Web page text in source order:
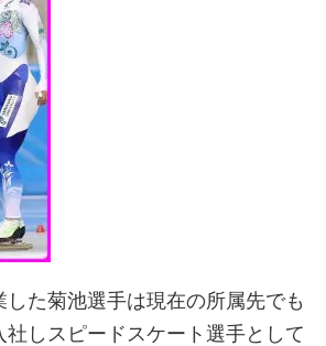
た菊池選手は現在の所属先でも
社しスピードスケート選手として